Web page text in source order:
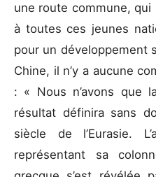
une route commune, qui
à toutes ces jeunes
pour un développement
Chine, il n’y a aucune
: « Nous n’avons que
résultat définira sans
siècle de l’Eurasie.
représentant sa